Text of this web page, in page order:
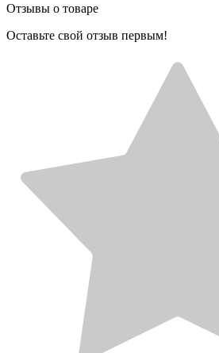
Отзывы о товаре
Оставьте свой отзыв первым!